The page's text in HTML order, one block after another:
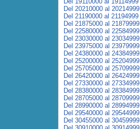
Del 20210000 al 20214999
Del 21190000 al 21194999
Del 21875000 al 21879999
Del 22580000 al 22584999
Del 23030000 al 23034999
Del 23975000 al 23979999
Del 24380000 al 24384999
Del 25200000 al 25204999
Del 25705000 al 25709999
Del 26420000 al 26424999
Del 27330000 al 27334999
Del 28380000 al 28384999
Del 28705000 al 28709999
Del 28990000 al 28994999
Del 29540000 al 29544999
Del 30455000 al 30459999